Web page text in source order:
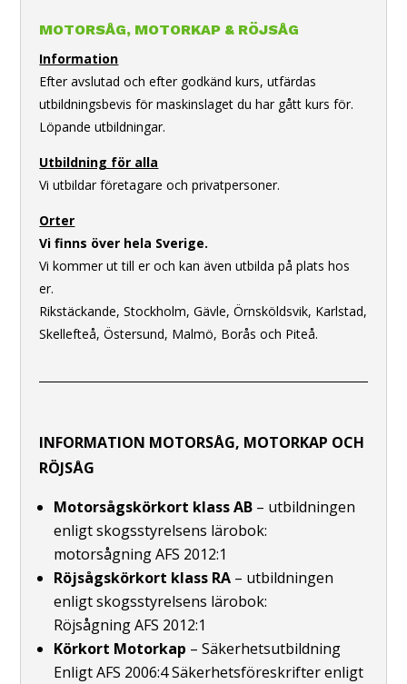
MOTORSÅG, MOTORKAP & RÖJSÅG
Information
Efter avslutad och efter godkänd kurs, utfärdas
utbildningsbevis för maskinslaget du har gått kurs för.
Löpande utbildningar.
Utbildning för alla
Vi utbildar företagare och privatpersoner.
Orter
Vi finns över hela Sverige.
Vi kommer ut till er och kan även utbilda på plats hos
er.
Rikstäckande, Stockholm, Gävle, Örnsköldsvik, Karlstad,
Skellefteå, Östersund, Malmö, Borås och Piteå.
INFORMATION MOTORSÅG, MOTORKAP OCH
RÖJSÅG
Motorsågskörkort klass AB – utbildningen
enligt skogsstyrelsens lärobok:
motorsågning AFS 2012:1
Röjsågskörkort klass RA – utbildningen
enligt skogsstyrelsens lärobok:
Röjsågning AFS 2012:1
Körkort Motorkap – Säkerhetsutbildning
Enligt AFS 2006:4 Säkerhetsföreskrifter enligt